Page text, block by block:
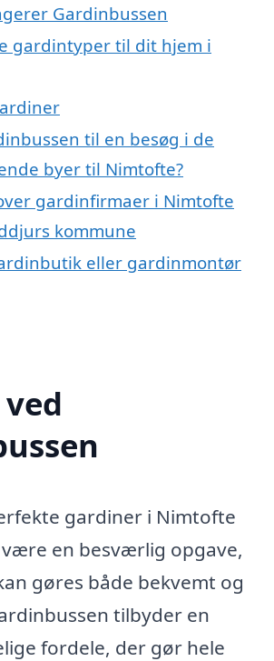
Gardinbussen
gardintyper til dit hjem i
til en besøg i de
byer til Nimtofte?
gardinfirmaer i Nimtofte
kommune
eller gardinmontør
gardiner i Nimtofte
en besværlig opgave,
gøres både bekvemt og
tilbyder en
fordele, der gør hele